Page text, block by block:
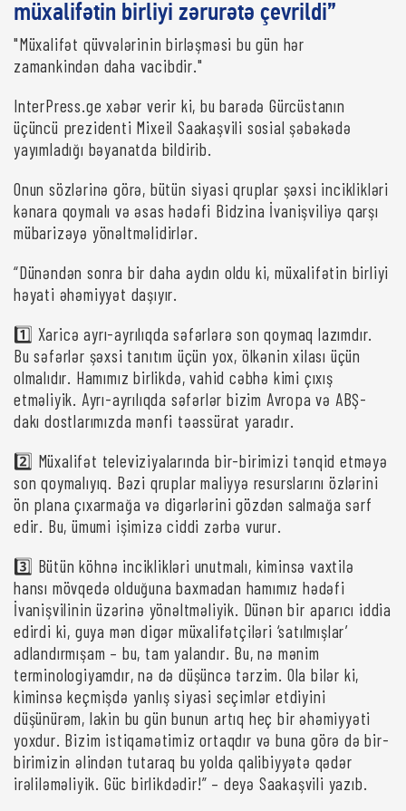
müxalifətin birliyi zərurətə çevrildi”
"Müxalifət qüvvələrinin birləşməsi bu gün hər
zamankindən daha vacibdir."
InterPress.ge xəbər verir ki, bu barədə Gürcüstanın
üçüncü prezidenti Mixeil Saakaşvili sosial şəbəkədə
yayımladığı bəyanatda bildirib.
Onun sözlərinə görə, bütün siyasi qruplar şəxsi inciklikləri
kənara qoymalı və əsas hədəfi Bidzina İvanişviliyə qarşı
mübarizəyə yönəltməlidirlər.
“Dünəndən sonra bir daha aydın oldu ki, müxalifətin birliyi
həyati əhəmiyyət daşıyır.
1️⃣ Xaricə ayrı-ayrılıqda səfərlərə son qoymaq lazımdır.
Bu səfərlər şəxsi tanıtım üçün yox, ölkənin xilası üçün
olmalıdır. Hamımız birlikdə, vahid cəbhə kimi çıxış
etməliyik. Ayrı-ayrılıqda səfərlər bizim Avropa və ABŞ-
dakı dostlarımızda mənfi təəssürat yaradır.
2️⃣ Müxalifət televiziyalarında bir-birimizi tənqid etməyə
son qoymalıyıq. Bəzi qruplar maliyyə resurslarını özlərini
ön plana çıxarmağa və digərlərini gözdən salmağa sərf
edir. Bu, ümumi işimizə ciddi zərbə vurur.
3️⃣ Bütün köhnə inciklikləri unutmalı, kiminsə vaxtilə
hansı mövqedə olduğuna baxmadan hamımız hədəfi
İvanişvilinin üzərinə yönəltməliyik. Dünən bir aparıcı iddia
edirdi ki, guya mən digər müxalifətçiləri ‘satılmışlar’
adlandırmışam – bu, tam yalandır. Bu, nə mənim
terminologiyamdır, nə də düşüncə tərzim. Ola bilər ki,
kiminsə keçmişdə yanlış siyasi seçimlər etdiyini
düşünürəm, lakin bu gün bunun artıq heç bir əhəmiyyəti
yoxdur. Bizim istiqamətimiz ortaqdır və buna görə də bir-
birimizin əlindən tutaraq bu yolda qalibiyyətə qədər
irəliləməliyik. Güc birlikdədir!” – deyə Saakaşvili yazıb.